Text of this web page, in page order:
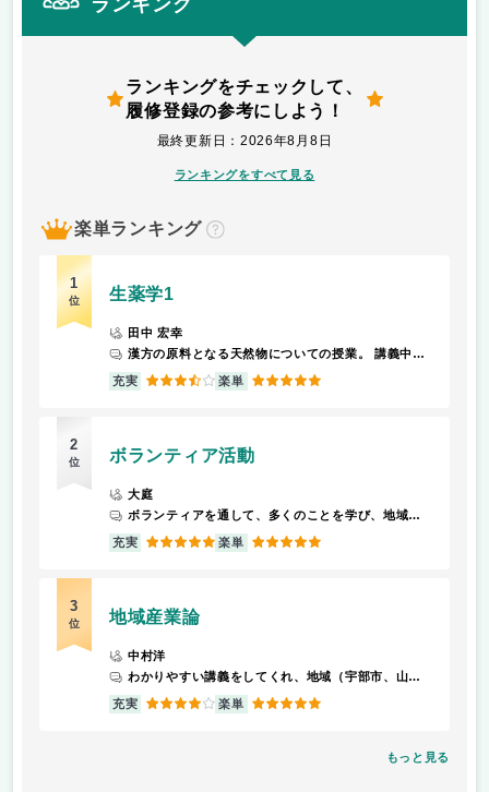
ランキング
ランキングをチェックして、
履修登録の参考にしよう！
最終更新日：2026年8月8日
ランキングをすべて見る
楽単ランキング
？
1
位 生薬学1
田中 宏幸
漢方の原料となる天然物についての授業。 講義中に出てくるものについて試験で問われる。
充実 3.5 楽単 5
2
位 ボランティア活動
大庭
ボランティアを通して、多くのことを学び、地域に貢献できてよかったと思います。
充実 5 楽単 5
3
位 地域産業論
中村洋
わかりやすい講義をしてくれ、地域（宇部市、山陽小野田市）の産業の歴史（宇部興産や小野田セメントなど）を知ることができる。
充実 4 楽単 5
もっと見る